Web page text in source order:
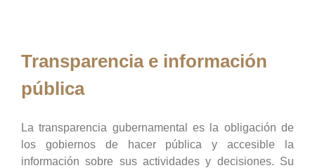
Transparencia e información
pública
La transparencia gubernamental es la obligación de
los gobiernos de hacer pública y accesible la
información sobre sus actividades y decisiones. Su